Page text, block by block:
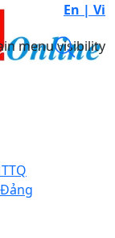
En | Vi
menu visibility